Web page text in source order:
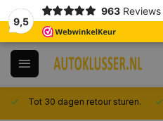
9,5
963 Reviews
Tot 30 dagen retour sturen.